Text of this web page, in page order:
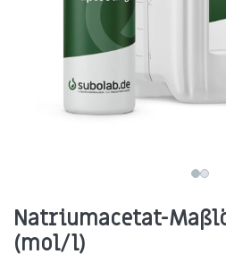
Natriumacetat-
(mol/l)